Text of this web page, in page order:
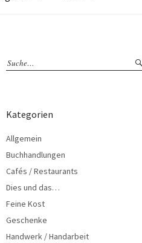
Kategorien
Allgemein
Buchhandlungen
Cafés / Restaurants
Dies und das…
Feine Kost
Geschenke
Handwerk / Handarbeit